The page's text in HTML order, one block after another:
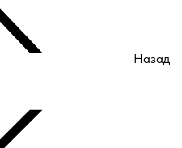
Назад